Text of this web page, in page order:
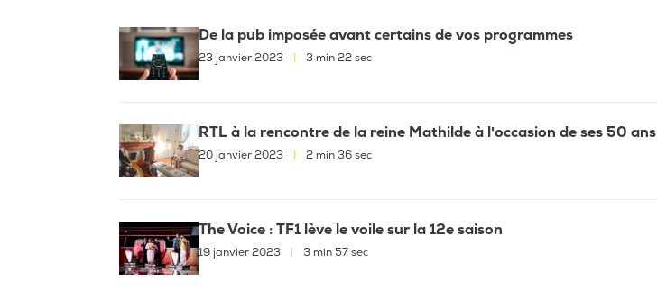
De la pub imposée avant certains de vos programmes
23 janvier 2023 3 min 22 sec
RTL à la rencontre de la reine Mathilde à l'occasion de ses 50 ans
20 janvier 2023 2 min 36 sec
The Voice : TF1 lève le voile sur la 12e saison
19 janvier 2023 3 min 57 sec